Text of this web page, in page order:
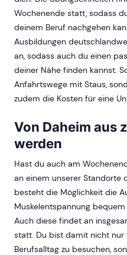
Wochenende statt, sodass
deinem Beruf nachgehen
Ausbildungen
an, sodass auch du einen
deiner Nähe finden kannst.
Anfahrtswege mit Staus,
zudem die Kosten für eine
Von Daheim aus
werden
Hast du auch am
an einem unserer Standorte
besteht die Möglichkeit die
Muskelentspannung
Auch diese findet an
statt. Du bist damit nicht nur
Berufsalltag zu besuchen,